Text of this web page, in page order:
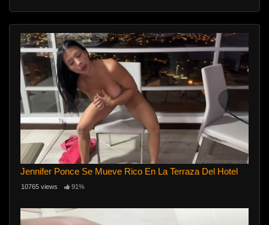
Jennifer Ponce Se Mueve Rico En La Terraza Del Hotel
10765 views 91%